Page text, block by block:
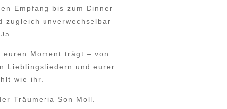
Empfang bis zum Dinner
zugleich unverwechselbar
euren Moment trägt – von
Lieblingsliedern und eurer
wie ihr.
Träumeria Son Moll.